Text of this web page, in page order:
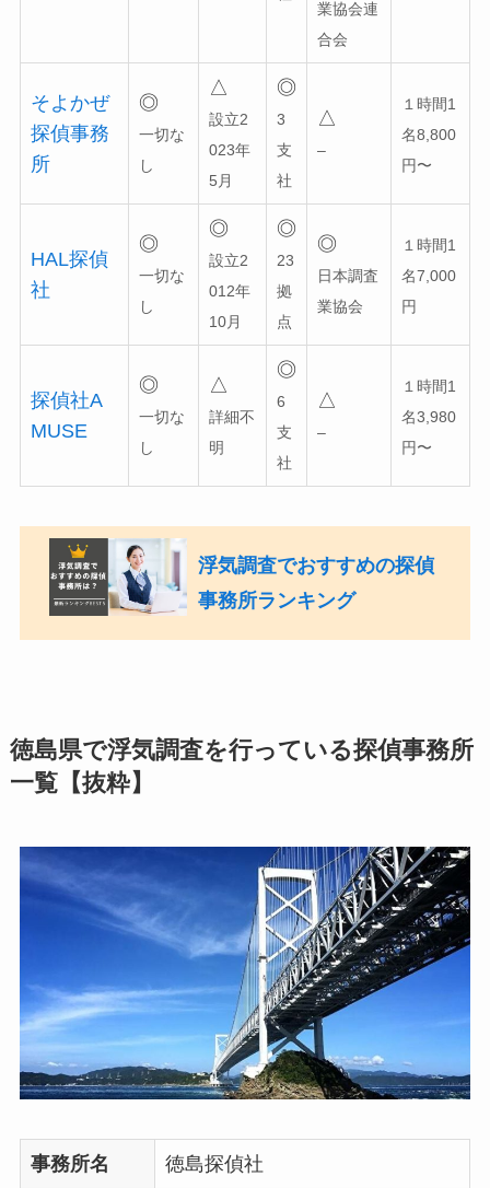
業協会連
合会
そよかぜ
探偵事務
所
◎
一切な
し
△
設立2
023年
5月
◎
3
支
社
△
–
１時間1
名8,800
円〜
HAL探偵
社
◎
一切な
し
◎
設立2
012年
10月
◎
23
拠
点
◎
日本調査
業協会
１時間1
名7,000
円
探偵社A
MUSE
◎
一切な
し
△
詳細不
明
◎
6
支
社
△
–
１時間1
名3,980
円〜
浮気調査でおすすめの探偵
事務所ランキング
徳島県で浮気調査を行っている探偵事務所
一覧【抜粋】
事務所名 徳島探偵社